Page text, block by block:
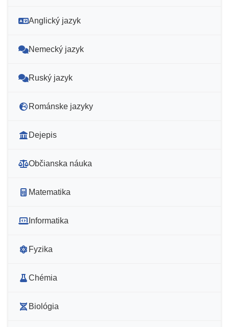
Anglický jazyk
Nemecký jazyk
Ruský jazyk
Románske jazyky
Dejepis
Občianska náuka
Matematika
Informatika
Fyzika
Chémia
Biológia